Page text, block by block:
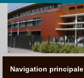
Navigation principale